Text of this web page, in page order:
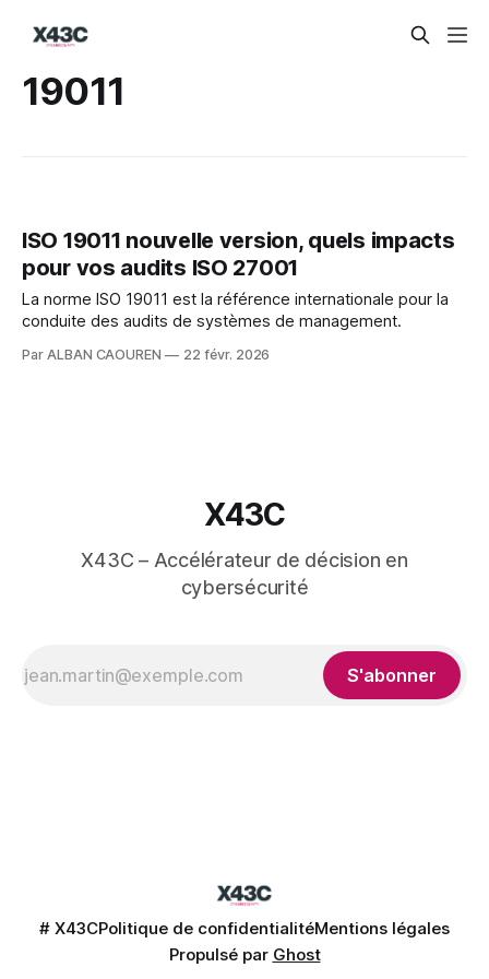
19011
ISO 19011 nouvelle version, quels impacts
pour vos audits ISO 27001
La norme ISO 19011 est la référence internationale pour la
conduite des audits de systèmes de management.
Par ALBAN CAOUREN 22 févr. 2026
X43C
X43C – Accélérateur de décision en
cybersécurité
S'abonner
# X43CPolitique de confidentialitéMentions légales
Propulsé par Ghost